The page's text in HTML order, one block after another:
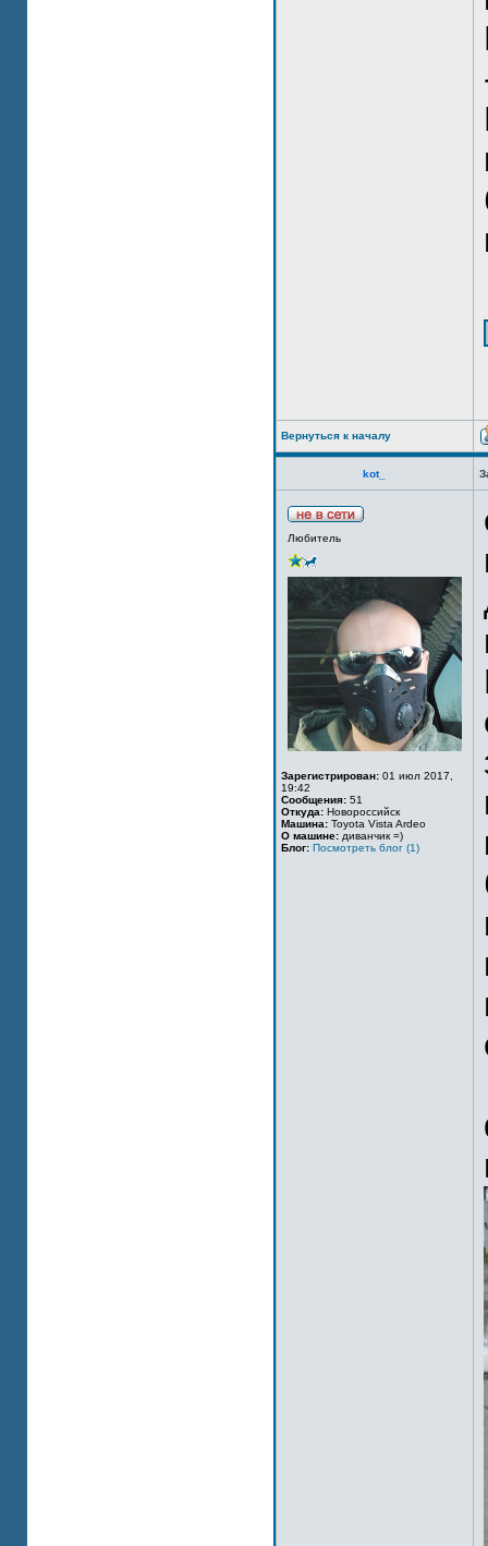
Вернуться к началу
kot_
Любитель
Зарегистрирован: 01 июл 2017,
19:42
Сообщения: 51
Откуда: Новороссийск
Машина: Toyota Vista Ardeo
О машине: диванчик =)
Блог: Посмотреть блог (1)